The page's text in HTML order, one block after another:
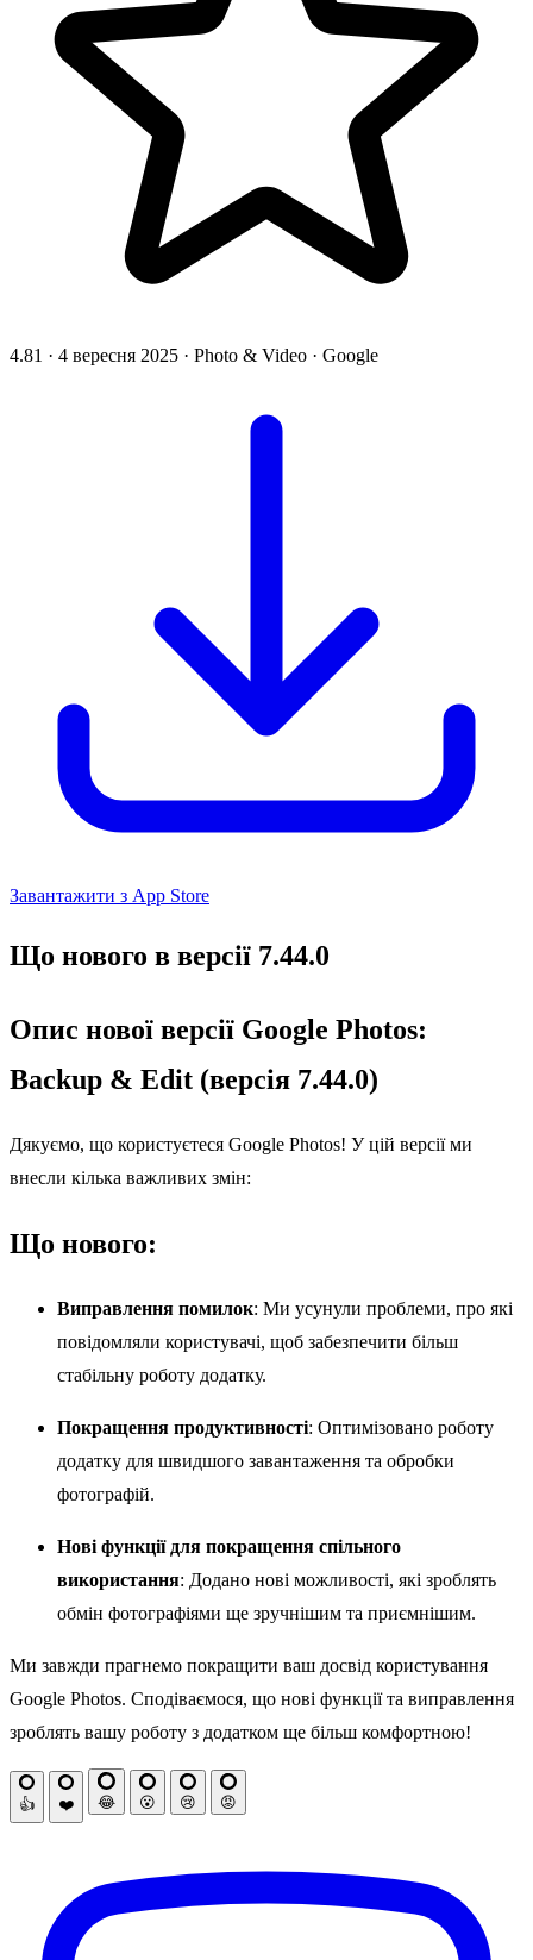
4.81 · 4 вересня 2025 · Photo & Video · Google
Завантажити з App Store
Що нового в версії 7.44.0
Опис нової версії Google Photos:
Backup & Edit (версія 7.44.0)
Дякуємо, що користуєтеся Google Photos! У цій версії ми
внесли кілька важливих змін:
Що нового:
Виправлення помилок: Ми усунули проблеми, про які
повідомляли користувачі, щоб забезпечити більш
стабільну роботу додатку.
Покращення продуктивності: Оптимізовано роботу
додатку для швидшого завантаження та обробки
фотографій.
Нові функції для покращення спільного
використання: Додано нові можливості, які зроблять
обмін фотографіями ще зручнішим та приємнішим.
Ми завжди прагнемо покращити ваш досвід користування
Google Photos. Сподіваємося, що нові функції та виправлення
зроблять вашу роботу з додатком ще більш комфортною!
👍 ❤️ 😂 😮 😢 😡